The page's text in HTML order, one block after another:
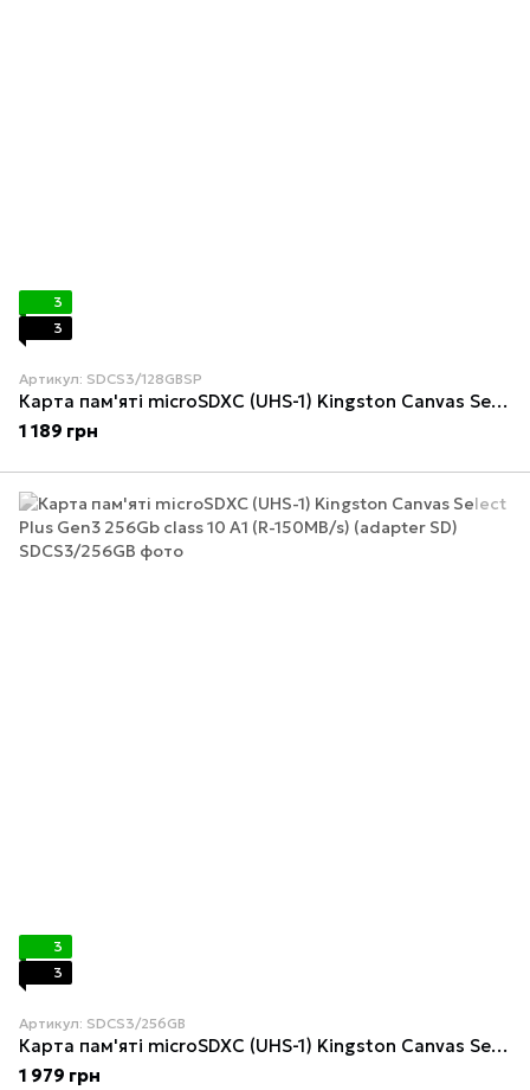
3
3
Артикул: SDCS3/128GBSP
Карта пам'яті microSDXC (UHS-1) Kingston Canvas Select Plus Gen3 128Gb class 10 А1 (R-150MB/s)
1 189 грн
3
3
Артикул: SDCS3/256GB
Карта пам'яті microSDXC (UHS-1) Kingston Canvas Select Plus Gen3 256Gb class 10 А1 (R-150MB/s) (adapter SD)
1 979 грн